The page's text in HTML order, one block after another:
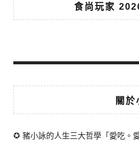
食尚玩家
關於
✪ 豬小詠的人生三大哲學「愛吃。